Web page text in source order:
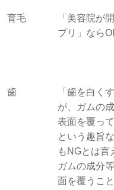
育毛
「美容院が
プリ」なら
歯
「歯を白く
が、ガムの
表面を覆っ
という趣旨
もNGとは言
ガムの成分
面を覆うこ